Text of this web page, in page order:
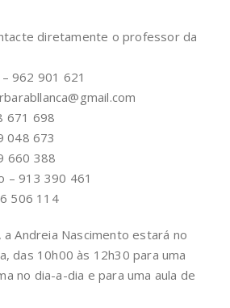
diretamente o professor da
962 901 621
671 698
048 673
660 388
– 913 390 461
506 114
a Andreia Nascimento estará no
das 10h00 às 12h30 para uma
no dia-a-dia e para uma aula de